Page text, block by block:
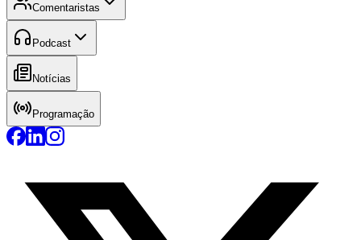
Comentaristas
Podcast
Notícias
Programação